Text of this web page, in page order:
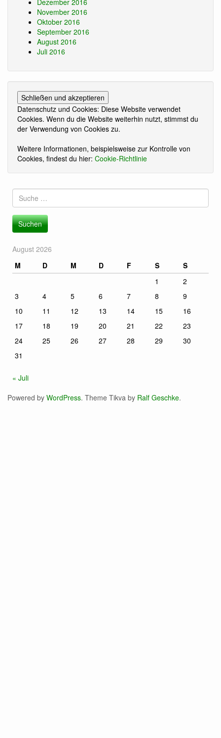
Dezember 2016
November 2016
Oktober 2016
September 2016
August 2016
Juli 2016
Datenschutz und Cookies: Diese Website verwendet
Cookies. Wenn du die Website weiterhin nutzt, stimmst du
der Verwendung von Cookies zu.
Weitere Informationen, beispielsweise zur Kontrolle von
Cookies, findest du hier: Cookie-Richtlinie
Suche
nach:
August 2026
M
D M D F S
S
1
2
3
4 5 6 7 8
9
10
11 12 13 14 15
16
17
18 19 20 21 22
23
24
25 26 27 28 29
30
31
« Juli
Powered by WordPress. Theme Tikva by Ralf Geschke.